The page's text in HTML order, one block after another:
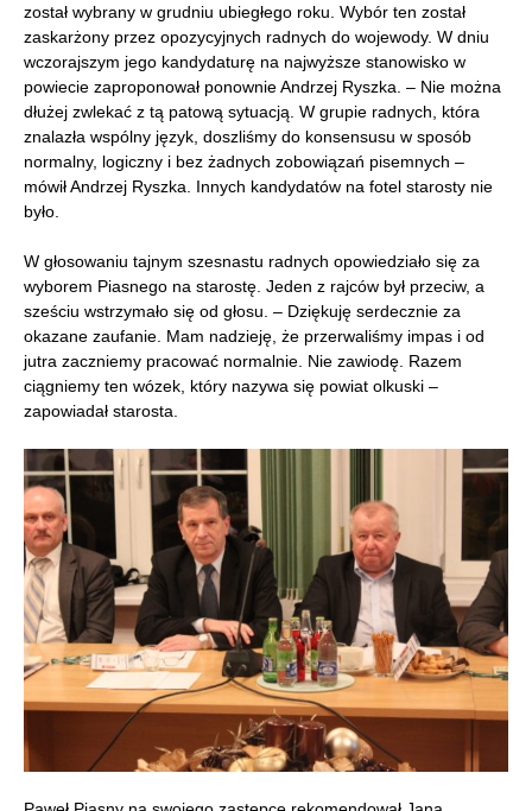
został wybrany w grudniu ubiegłego roku. Wybór ten został
zaskarżony przez opozycyjnych radnych do wojewody. W dniu
wczorajszym jego kandydaturę na najwyższe stanowisko w
powiecie zaproponował ponownie Andrzej Ryszka. – Nie można
dłużej zwlekać z tą patową sytuacją. W grupie radnych, która
znalazła wspólny język, doszliśmy do konsensusu w sposób
normalny, logiczny i bez żadnych zobowiązań pisemnych –
mówił Andrzej Ryszka. Innych kandydatów na fotel starosty nie
było.
W głosowaniu tajnym szesnastu radnych opowiedziało się za
wyborem Piasnego na starostę. Jeden z rajców był przeciw, a
sześciu wstrzymało się od głosu. – Dziękuję serdecznie za
okazane zaufanie. Mam nadzieję, że przerwaliśmy impas i od
jutra zaczniemy pracować normalnie. Nie zawiodę. Razem
ciągniemy ten wózek, który nazywa się powiat olkuski –
zapowiadał starosta.